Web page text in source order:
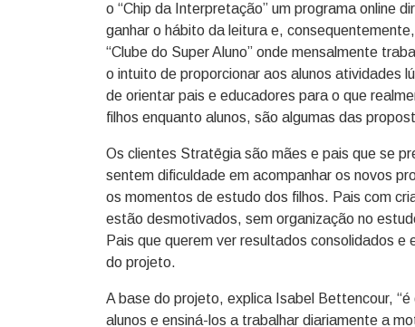
o “Chip da Interpretação” um programa online
ganhar o hábito da leitura e,
“Clube do Super Aluno” onde mensalmente
o intuito de proporcionar aos alunos atividades
de orientar pais e educadores para o que
filhos enquanto alunos, são algumas das
Os clientes Stratēgia são mães e pais que se
sentem dificuldade em acompanhar os novos
os momentos de estudo dos filhos. Pais com
estão desmotivados, sem organização no
Pais que querem ver resultados consolidados
do projeto.
A base do projeto, explica Isabel Bettencour,
alunos e ensiná-los a trabalhar diariamente a